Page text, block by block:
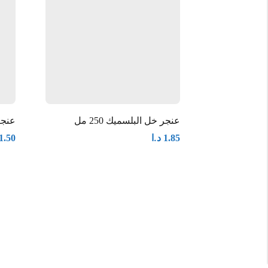
عنجر خل البلسميك 250 مل
1.85 د.ا
عنجر
1.50